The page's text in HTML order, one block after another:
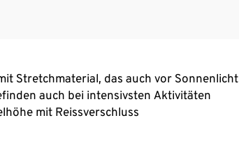
Stretchmaterial, das auch vor Sonnenlicht
auch bei intensivsten Aktivitäten
mit Reissverschluss